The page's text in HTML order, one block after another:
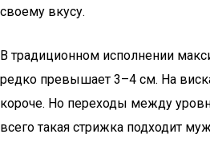
своему вкусу.
В традиционном исполнении
редко превышает 3–4 см. На
короче. Но переходы между
всего такая стрижка подходит